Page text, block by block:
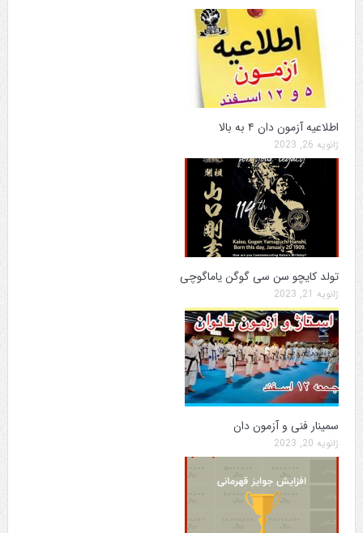
اطلاعیه آزمون دان ۴ به بالا
ژانویه 26, 2023
تولد کایچو سن سی گوگن یاماگوچی
ژانویه 21, 2023
سمینار فنی و آزمون دان
ژانویه 20, 2023